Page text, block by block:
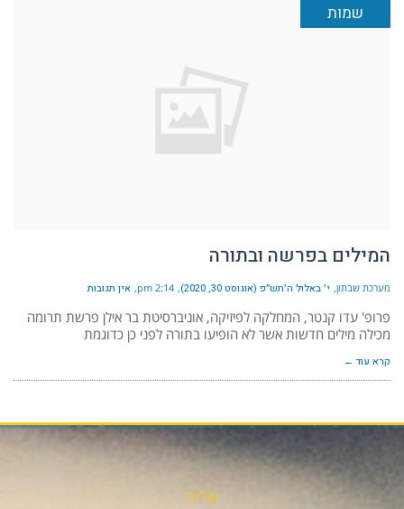
שמות
המילים בפרשה ובתורה
מערכת שבתון י׳ באלול ה׳תש״פ (אוגוסט 30, 2020) 2:14 pm אין תגובות
פרופ' עדו קנטר, המחלקה לפיזיקה, אוניברסיטת בר אילן פרשת תרומה
מכילה מילים חדשות אשר לא הופיעו בתורה לפני כן כדוגמת
קרא עוד ←
אודות